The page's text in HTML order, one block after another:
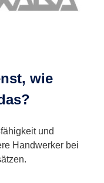
wie
und
Handwerker bei